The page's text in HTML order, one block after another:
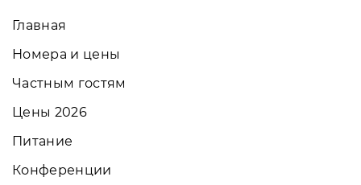
Главная
Номера и цены
Частным гостям
Цены 2026
Питание
Конференции